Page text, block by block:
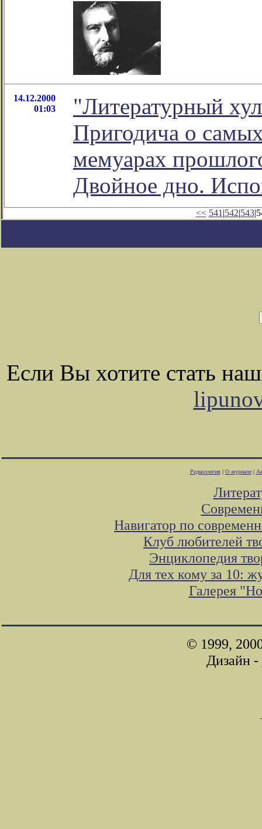
14.12.2000
01:03
"Литературный
Пригодича о
мемуарах
Двойное дно.
<< 541 |542|543
Если Вы хотите стать
Редколлегия| О журнале|
Навигатор по
Клуб любителей
Энциклопедия
Для тех кому за 10:
Галерея
© 1999,
Дизайн -